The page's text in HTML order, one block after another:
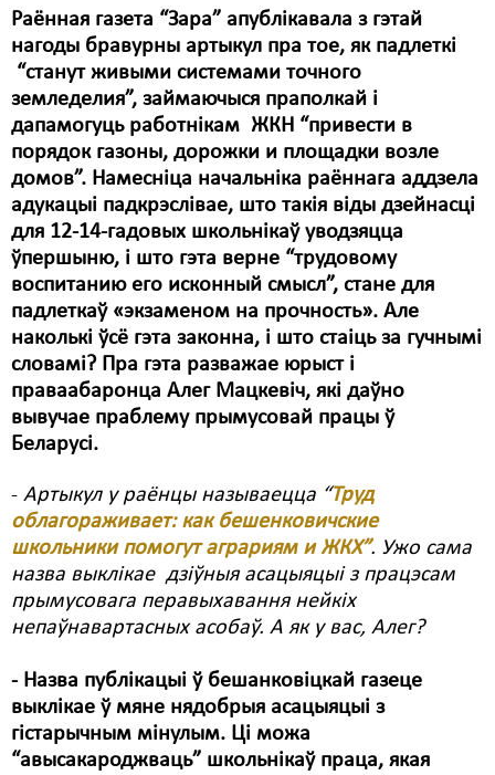
Раённая газета “Зара” апублікавала з гэтай
нагоды бравурны артыкул пра тое, як падлеткі
“станут живыми системами точного
земледелия”, займаючыся праполкай і
дапамогуць работнікам ЖКН “привести в
порядок газоны, дорожки и площадки возле
домов”. Намесніца начальніка раённага аддзела
адукацыі падкрэслівае, што такія віды дзейнасці
для 12-14-гадовых школьнікаў уводзяцца
ўпершыню, і што гэта верне “трудовому
воспитанию его исконный смысл”, стане для
падлеткаў «экзаменом на прочность». Але
наколькі ўсё гэта законна, і што стаіць за гучнымі
словамі? Пра гэта разважае юрыст і
праваабаронца Алег Мацкевіч, які даўно
вывучае праблему прымусовай працы ў
Беларусі.
- Артыкул у раёнцы называецца “Труд
облагораживает: как бешенковичские
школьники помогут аграриям и ЖКХ”. Ужо сама
назва выклікае дзіўныя асацыяцыі з працэсам
прымусовага перавыхавання нейкіх
непаўнавартасных асобаў. А як у вас, Алег?
- Назва публікацыі ў бешанковіцкай газеце
выклікае ў мяне нядобрыя асацыяцыі з
гістарычным мінулым. Ці можа
“авысакароджваць” школьнікаў праца, якая
Праваабаронцы
Правы дзіцяці
Пэнітэнцыярная сыстэма
Распальваньне варожасьці
Рознае
Свабода слова
Свабода сумленьня
Суд
Сьмяротнае пакараньне
Экалёгія
Правы працоўных
Сацыяльныя правы